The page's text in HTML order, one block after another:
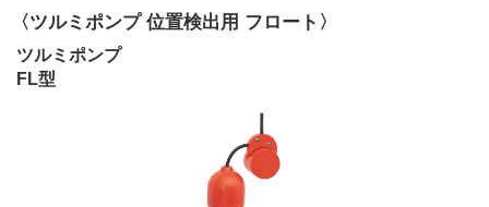
〈ツルミポンプ 位置検出用 フロート〉
ツルミポンプ
FL型